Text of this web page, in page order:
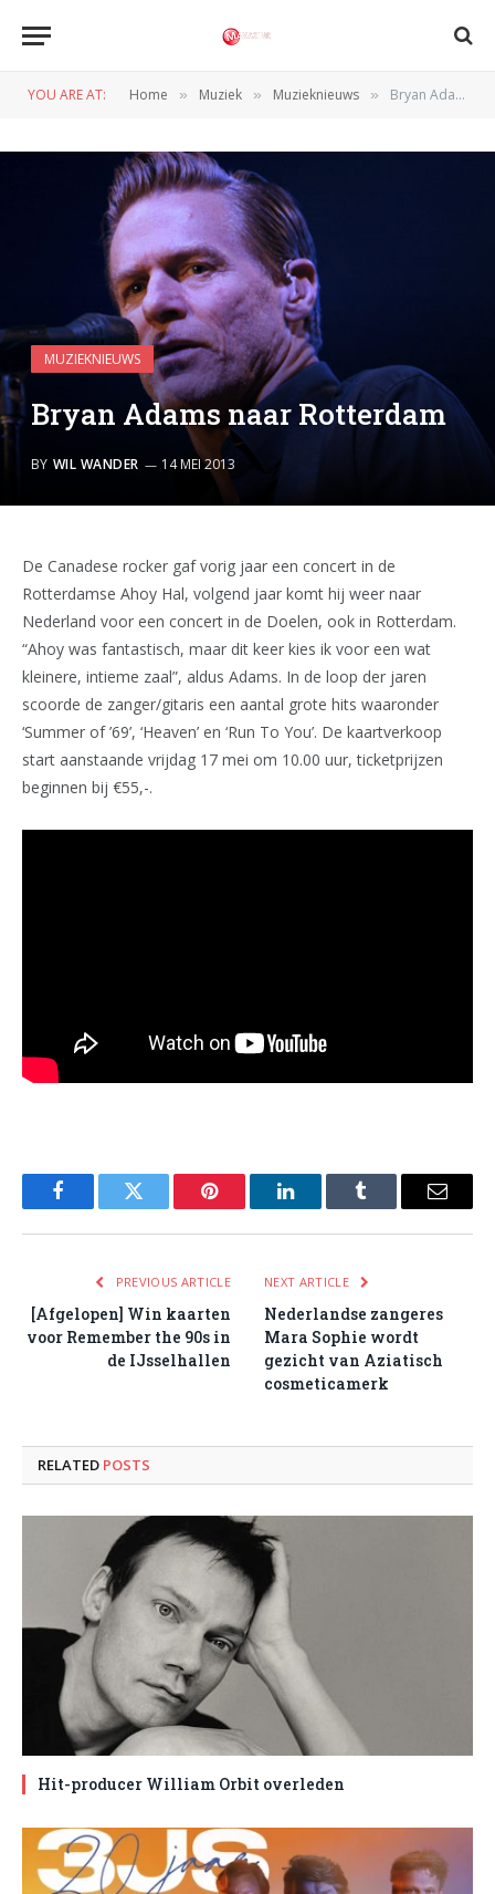
YOU ARE AT: Home » Muziek » Muzieknieuws » Bryan Adams naar Rotterdam
MUZIEKNIEUWS
Bryan Adams naar Rotterdam
BY WIL WANDER 14 MEI 2013
De Canadese rocker gaf vorig jaar een concert in de
Rotterdamse Ahoy Hal, volgend jaar komt hij weer naar
Nederland voor een concert in de Doelen, ook in Rotterdam.
“Ahoy was fantastisch, maar dit keer kies ik voor een wat
kleinere, intieme zaal”, aldus Adams. In de loop der jaren
scoorde de zanger/gitaris een aantal grote hits waaronder
‘Summer of ’69’, ‘Heaven’ en ‘Run To You’. De kaartverkoop
start aanstaande vrijdag 17 mei om 10.00 uur, ticketprijzen
beginnen bij €55,-.
FacebookTwitter Pinterest LinkedInTumblr Email
PREVIOUS ARTICLE
[Afgelopen] Win kaarten
voor Remember the 90s in
de IJsselhallen
NEXT ARTICLE
Nederlandse zangeres
Mara Sophie wordt
gezicht van Aziatisch
cosmeticamerk
RELATED POSTS
Hit-producer William Orbit overleden